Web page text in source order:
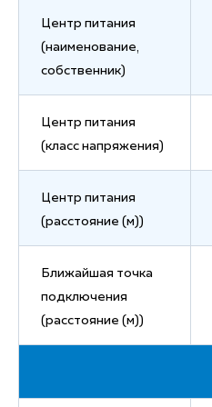
Центр питания
(наименование,
собственник)
Центр питания
(класс напряжения)
Центр питания
(расстояние (м))
Ближайшая точка
подключения
(расстояние (м))